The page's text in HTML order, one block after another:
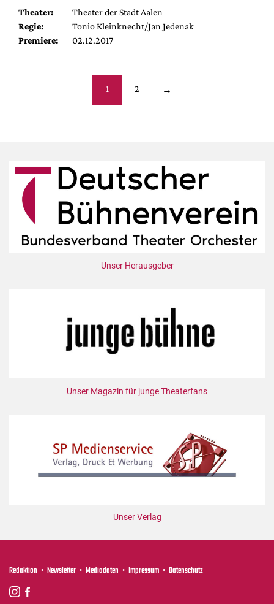
Theater:
Theater der Stadt Aalen
Regie:
Tonio Kleinknecht/Jan Jedenak
Premiere:
02.12.2017
der
1 2 →
Unser Herausgeber
Unser Magazin für junge Theaterfans
Unser Verlag
Redaktion Newsletter Mediadaten Impressum Datenschutz